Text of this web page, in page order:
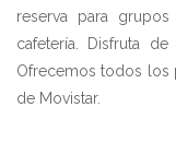
reserva para
cafetería. Disfruta
Ofrecemos todos los
de Movistar.